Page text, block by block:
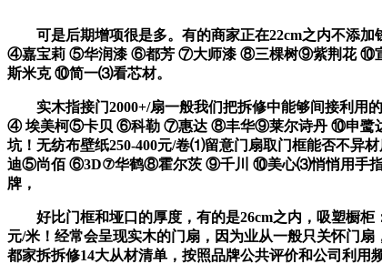
可是后期增项很是多。有的商家正在22cm之内不添
④嘉宝莉 ⑤华润漆 ⑥都芳 ⑦大师漆 ⑧三棵树⑨紫荆花 ⑩
斯米克 ⑩简一⑶看芯材。
实木指接门2000+/扇一般我们把拆修中能够间接利用
④ 埃美柯⑤卡贝 ⑥科勒 ⑦惠达 ⑧丰华⑨莱尔诗丹 ⑩申鹭
坑！无纺布壁纸250-400元/卷⑴留意门扇取门框能否不异
迪⑤尚佰 ⑥3D⑦华鹤⑧霍尔茨 ⑨千川 ⑩美心⑶悄悄用手指蘸
牌，
好比门框和垭口的厚度，有的是26cm之内，吸塑橱柜：
元/米！经常会呈现实木的门扇，因为业从一般只关怀
都家拆拆修14大从材清单，按照品牌公共评价和公司利用